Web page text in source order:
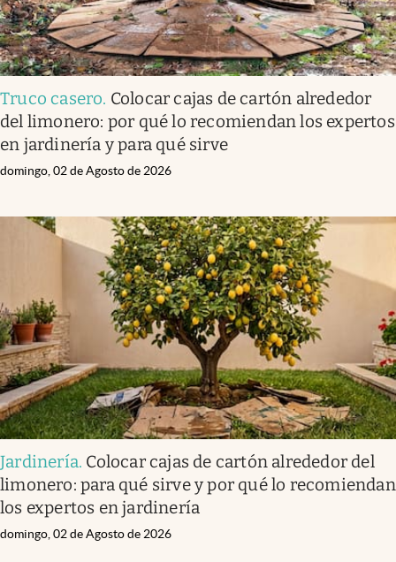
Truco casero. Colocar cajas de cartón alrededor
del limonero: por qué lo recomiendan los expertos
en jardinería y para qué sirve
domingo, 02 de Agosto de 2026
Jardinería. Colocar cajas de cartón alrededor del
limonero: para qué sirve y por qué lo recomiendan
los expertos en jardinería
domingo, 02 de Agosto de 2026